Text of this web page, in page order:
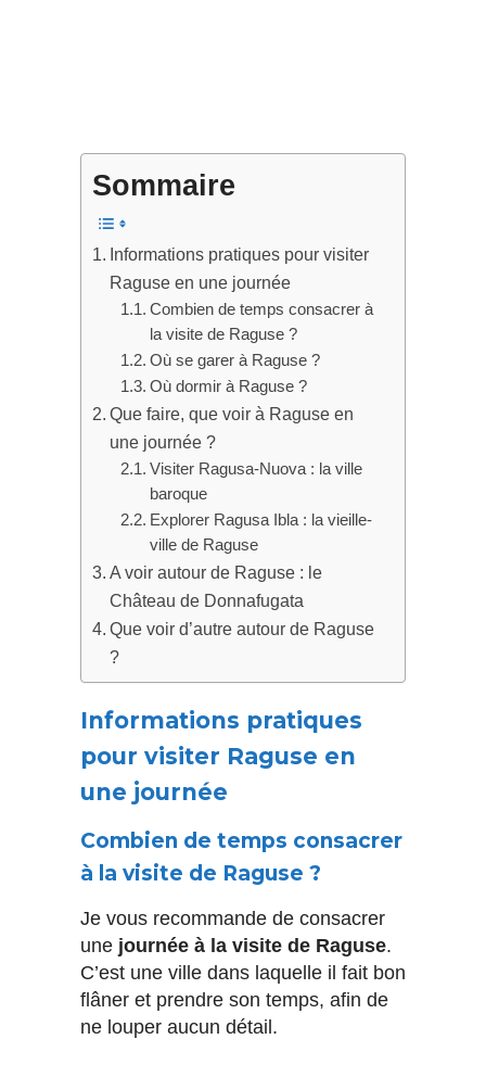
Sommaire
Informations pratiques pour visiter
Raguse en une journée
Combien de temps consacrer à
la visite de Raguse ?
Où se garer à Raguse ?
Où dormir à Raguse ?
Que faire, que voir à Raguse en
une journée ?
Visiter Ragusa-Nuova : la ville
baroque
Explorer Ragusa Ibla : la vieille-
ville de Raguse
A voir autour de Raguse : le
Château de Donnafugata
Que voir d’autre autour de Raguse
?
Informations pratiques
pour visiter Raguse en
une journée
Combien de temps consacrer
à la visite de Raguse ?
Je vous recommande de consacrer
une journée à la visite de Raguse.
C’est une ville dans laquelle il fait bon
flâner et prendre son temps, afin de
ne louper aucun détail.